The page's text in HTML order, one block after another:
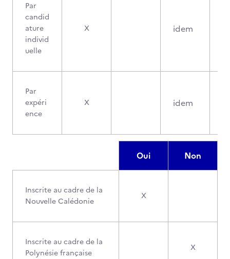
Par
candid
ature
individ
uelle
X idem
Par
expéri
ence
X idem
Oui Non
Inscrite au cadre de la
Nouvelle Calédonie
X
Inscrite au cadre de la
Polynésie française
X